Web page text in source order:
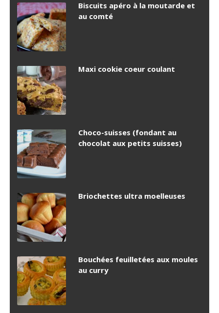
Biscuits apéro à la moutarde et
au comté
Maxi cookie coeur coulant
Choco-suisses (fondant au
chocolat aux petits suisses)
Briochettes ultra moelleuses
Bouchées feuilletées aux moules
au curry